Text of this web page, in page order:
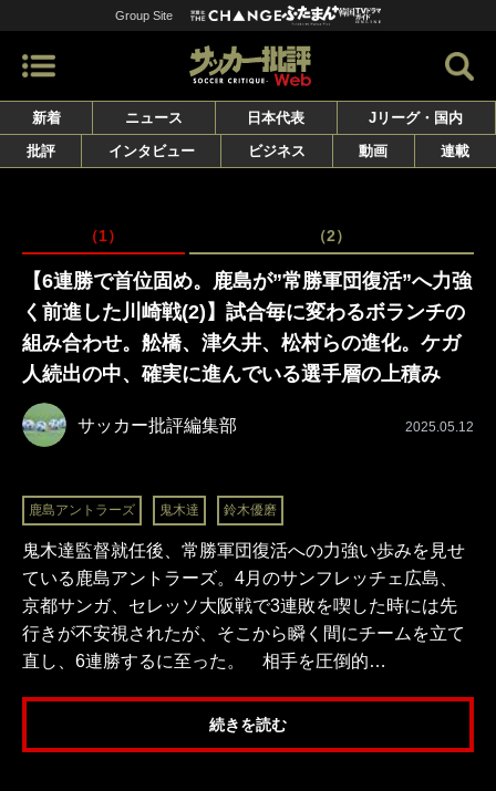
Group Site
新着 ニュース 日本代表
Jリーグ・国内
批評
インタビュー ビジネス 動画 連載
（1） （2）
【6連勝で首位固め。鹿島が”常勝軍団復活”へ力強
く前進した川崎戦(2)】試合毎に変わるボランチの
組み合わせ。舩橋、津久井、松村らの進化。ケガ
人続出の中、確実に進んでいる選手層の上積み
サッカー批評編集部 2025.05.12
鹿島アントラーズ 鬼木達 鈴木優磨
鬼木達監督就任後、常勝軍団復活への力強い歩みを見せ
ている鹿島アントラーズ。4月のサンフレッチェ広島、
京都サンガ、セレッソ大阪戦で3連敗を喫した時には先
行きが不安視されたが、そこから瞬く間にチームを立て
直し、6連勝するに至った。 相手を圧倒的…
続きを読む